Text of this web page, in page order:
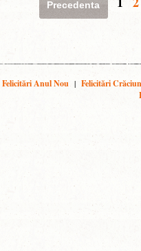
Precedenta
Felicitări Anul Nou | Felicitări